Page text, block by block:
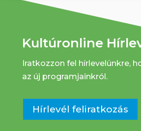
Kultúronline
Iratkozzon fel hírlevelünkre,
az új programjainkról.
Hírlevél feliratkozás